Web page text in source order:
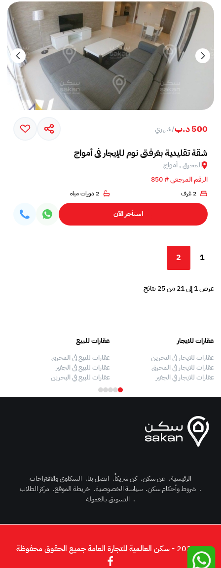
500 د.ب /شهري
شقة تقليدية بغرفتي نوم للإيجار في أمواج
المحرق , أمواج
الرقم المرجعي # 850
2 غرف 2 دورات مياه
استأجر الآن
1
2
عرض 1 إلى 21 من 25 نتائج
عقارات للايجار
عقارات للايجار في البحرين
عقارات للايجار في المحرق
عقارات للايجار في الجفير
عقارات للبيع
عقارات للبيع في المحرق
عقارات للبيع في الجفير
عقارات للبيع في البحرين
الرئيسية. عن سكن. كن شريكاً. اتصل بنا. الشكاوي والاقتراحات
. شروط وأحكام سكن. سياسة الخصوصية. خريطة الموقع. مركز الطلاب
. التسويق بالعمولة
© 2026 - سكن العالمية للتجارة العامة جميع الحقوق محفوظة